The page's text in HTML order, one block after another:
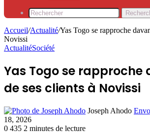
Accueil/Actualité/Yas Togo se rapproche
Novissi
ActualitéSociété
Yas Togo se
de ses clients à Novissi
Joseph Ahodo
18, 2026
0 435 2 minutes de lecture